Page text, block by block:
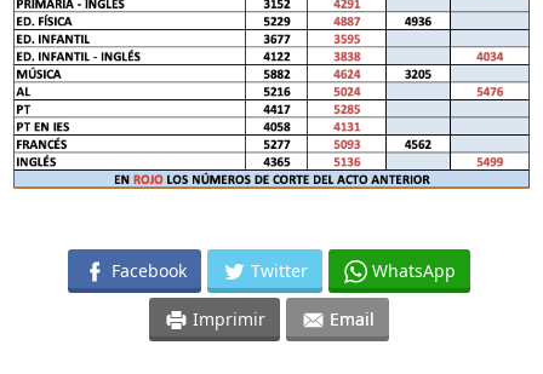
Facebook Twitter WhatsApp
Imprimir Email